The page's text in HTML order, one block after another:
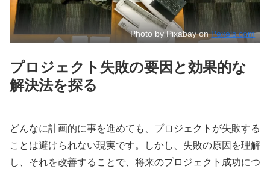
Photo by Pixabay onPexels.com
プロジェクト失敗の要因と効果的な
解決法を探る
どんなに計画的に事を進めても、プロジェクトが失敗する
ことは避けられない現実です。しかし、失敗の原因を理解
し、それを改善することで、将来のプロジェクト成功につ